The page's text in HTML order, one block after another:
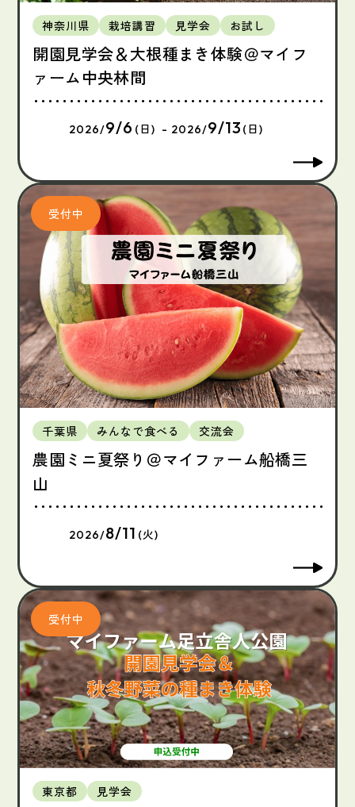
神奈川県 栽培講習 見学会 お試し
開園見学会＆大根種まき体験＠マイフ
ァーム中央林間
2026/9/6 (日) - 2026/9/13 (日)
千葉県 みんなで食べる 交流会
農園ミニ夏祭り＠マイファーム船橋三
山
2026/8/11 (火)
東京都 見学会